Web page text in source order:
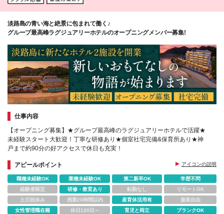
淡路島の青い海と絶景に包まれて働く♪
グループ最高峰ラグジュアリーホテルのオープニングメンバー募集!
仕事内容
【オープニング募集】★グループ最高峰のラグジュアリーホテルで活躍★
未経験スタート大歓迎！丁寧な研修あり★個室社宅完備&保育所あり★神
戸まで約90分の好アクセスで休日も充実！
アピールポイント アイコンの説明
職種未経験OK 業種未経験OK 第二新卒OK
学歴不問
経験者限定
研修・教育あり 転勤なし
リモートOK
土日祝休み
残業20時間以内 産育休活用有
服装自由
女性管理職在籍
休日120日～ 育児と両立
ブランクOK